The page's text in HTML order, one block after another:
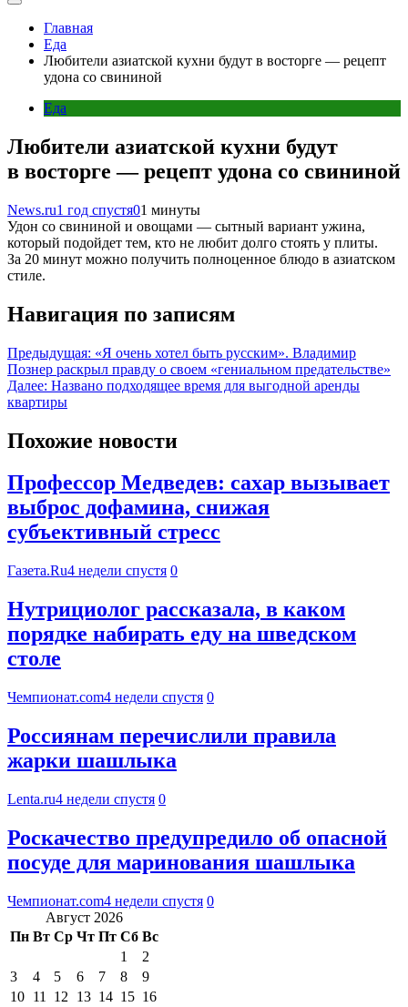
Главная
Еда
Любители азиатской кухни будут в восторге — рецепт
удона со свининой
Еда
Любители азиатской кухни будут
в восторге — рецепт удона со свининой
News.ru1 год спустя01 минуты
Удон со свининой и овощами — сытный вариант ужина,
который подойдет тем, кто не любит долго стоять у плиты.
За 20 минут можно получить полноценное блюдо в азиатском
стиле.
Навигация по записям
Предыдущая: «Я очень хотел быть русским». Владимир
Познер раскрыл правду о своем «гениальном предательстве»
Далее: Названо подходящее время для выгодной аренды
квартиры
Похожие новости
Профессор Медведев: сахар вызывает
выброс дофамина, снижая
субъективный стресс
Газета.Ru4 недели спустя 0
Нутрициолог рассказала, в каком
порядке набирать еду на шведском
столе
Чемпионат.com4 недели спустя 0
Россиянам перечислили правила
жарки шашлыка
Lenta.ru4 недели спустя 0
Роскачество предупредило об опасной
посуде для маринования шашлыка
Чемпионат.com4 недели спустя 0
Август 2026
Пн Вт Ср Чт Пт Сб Вс
1
2
3
4 5 6 7 8
9
10 11 12 13 14 15 16